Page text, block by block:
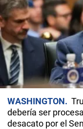
WASHINGTON
debería ser
desacato por el